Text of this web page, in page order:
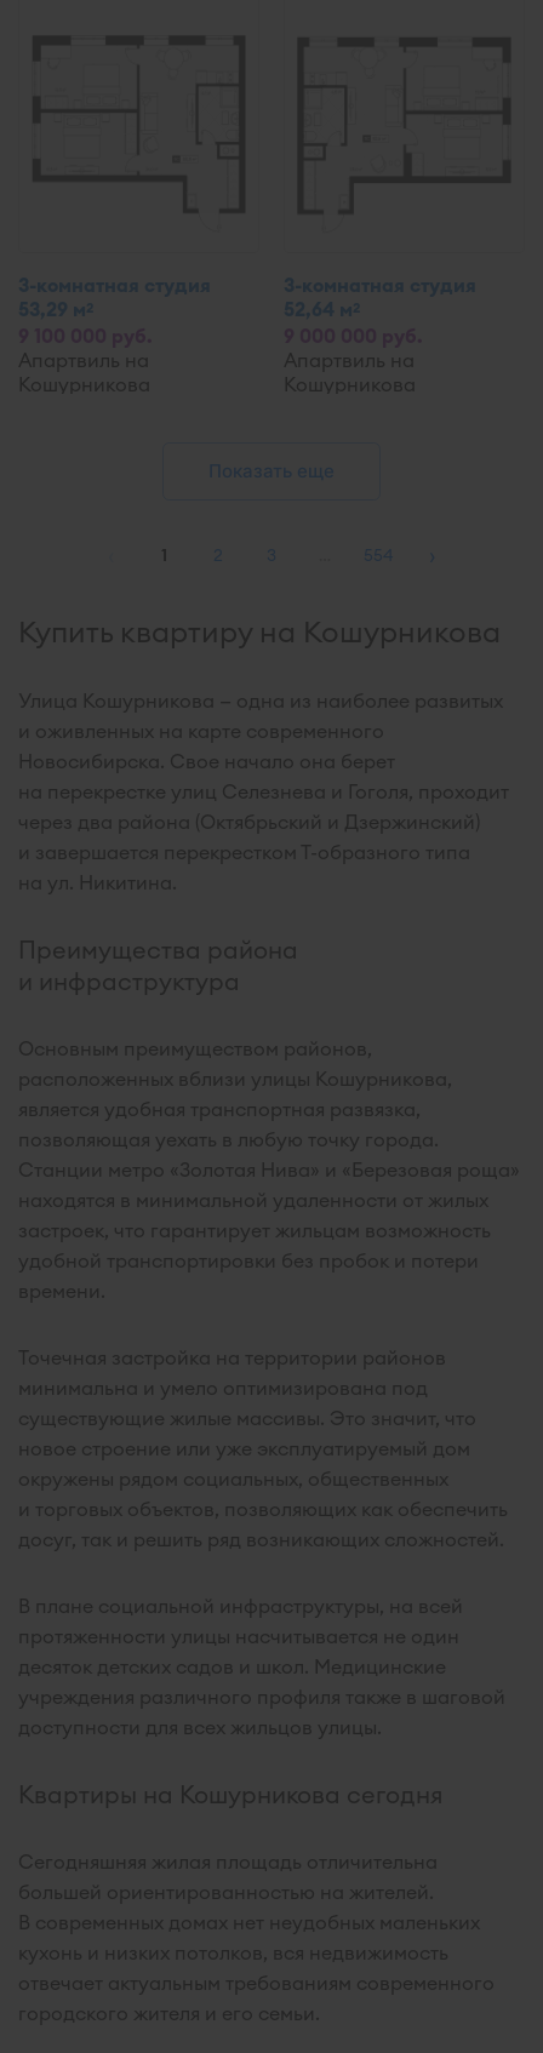
3-комнатная студия
53,29 м2
Апартвиль на
Кошурникова
3-комнатная студия
52,64 м2
Апартвиль на
Кошурникова
Показать еще
1 2 3 554 ›
Купить квартиру на Кошурникова
Улица Кошурникова — одна из наиболее развитых
и оживленных на карте современного
Новосибирска. Свое начало она берет
на перекрестке улиц Селезнева и Гоголя, проходит
через два района (Октябрьский и Дзержинский)
и завершается перекрестком Т-образного типа
на ул. Никитина.
Преимущества района
и инфраструктура
Основным преимуществом районов,
расположенных вблизи улицы Кошурникова,
является удобная транспортная развязка,
позволяющая уехать в любую точку города.
Станции метро «Золотая Нива» и «Березовая роща»
находятся в минимальной удаленности от жилых
застроек, что гарантирует жильцам возможность
удобной транспортировки без пробок и потери
времени.
Точечная застройка на территории районов
минимальна и умело оптимизирована под
существующие жилые массивы. Это значит, что
новое строение или уже эксплуатируемый дом
окружены рядом социальных, общественных
и торговых объектов, позволяющих как обеспечить
досуг, так и решить ряд возникающих сложностей.
В плане социальной инфраструктуры, на всей
протяженности улицы насчитывается не один
десяток детских садов и школ. Медицинские
учреждения различного профиля также в шаговой
доступности для всех жильцов улицы.
Квартиры на Кошурникова сегодня
Сегодняшняя жилая площадь отличительна
большей ориентированностью на жителей.
В современных домах нет неудобных маленьких
кухонь и низких потолков, вся недвижимость
отвечает актуальным требованиям современного
городского жителя и его семьи.